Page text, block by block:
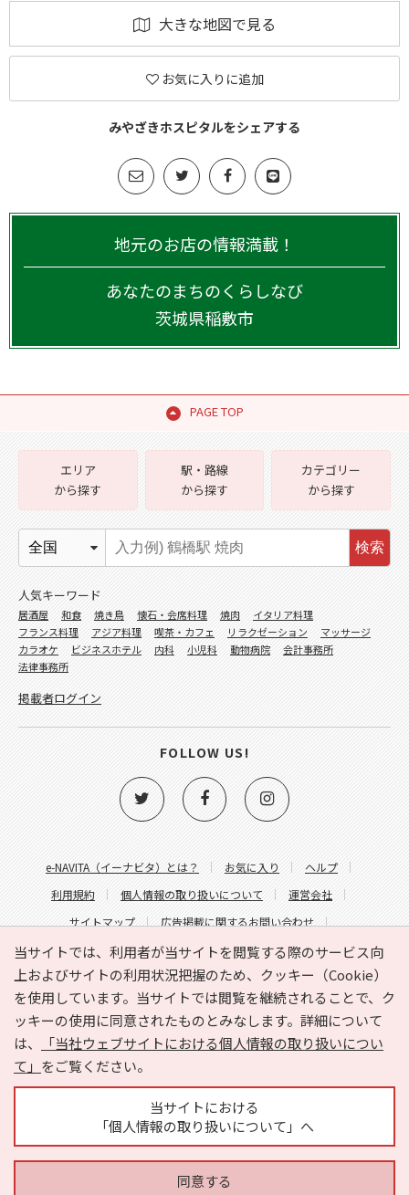
大きな地図で見る
お気に入りに追加
みやざきホスピタルをシェアする
地元のお店の情報満載！
あなたのまちのくらしなび
茨城県稲敷市
PAGE TOP
当サイトでは、利用者が当サイトを閲覧する際のサービス向
上およびサイトの利用状況把握のため、クッキー（Cookie）
を使用しています。当サイトでは閲覧を継続されることで、ク
ッキーの使用に同意されたものとみなします。詳細について
は、
「当社ウェブサイトにおける個人情報の取り扱いについ
て」 をご覧ください。
当サイトにおける
「個人情報の取り扱いについて」へ
同意する
e-NAVITA（イーナビタ）とは？ お気に入り
ヘルプ
利用規約
個人情報の取り扱いについて
運営会社
サイトマップ
広告掲載に関するお問い合わせ
サイトの内容に関するお問い合わせ
エリア
から探す
駅・路線
から探す
カテゴリー
から探す
検索
人気キーワード
居酒屋 和食 焼き鳥 懐石・会席料理 焼肉
イタリア料理
フランス料理
アジア料理 喫茶・カフェ リラクゼーション
マッサージ
カラオケ
ビジネスホテル 内科 小児科 動物病院
会計事務所
法律事務所
掲載者ログイン
FOLLOW US!
Copyright © HYOJITO.Co.,Ltd. All Rights Reserved.